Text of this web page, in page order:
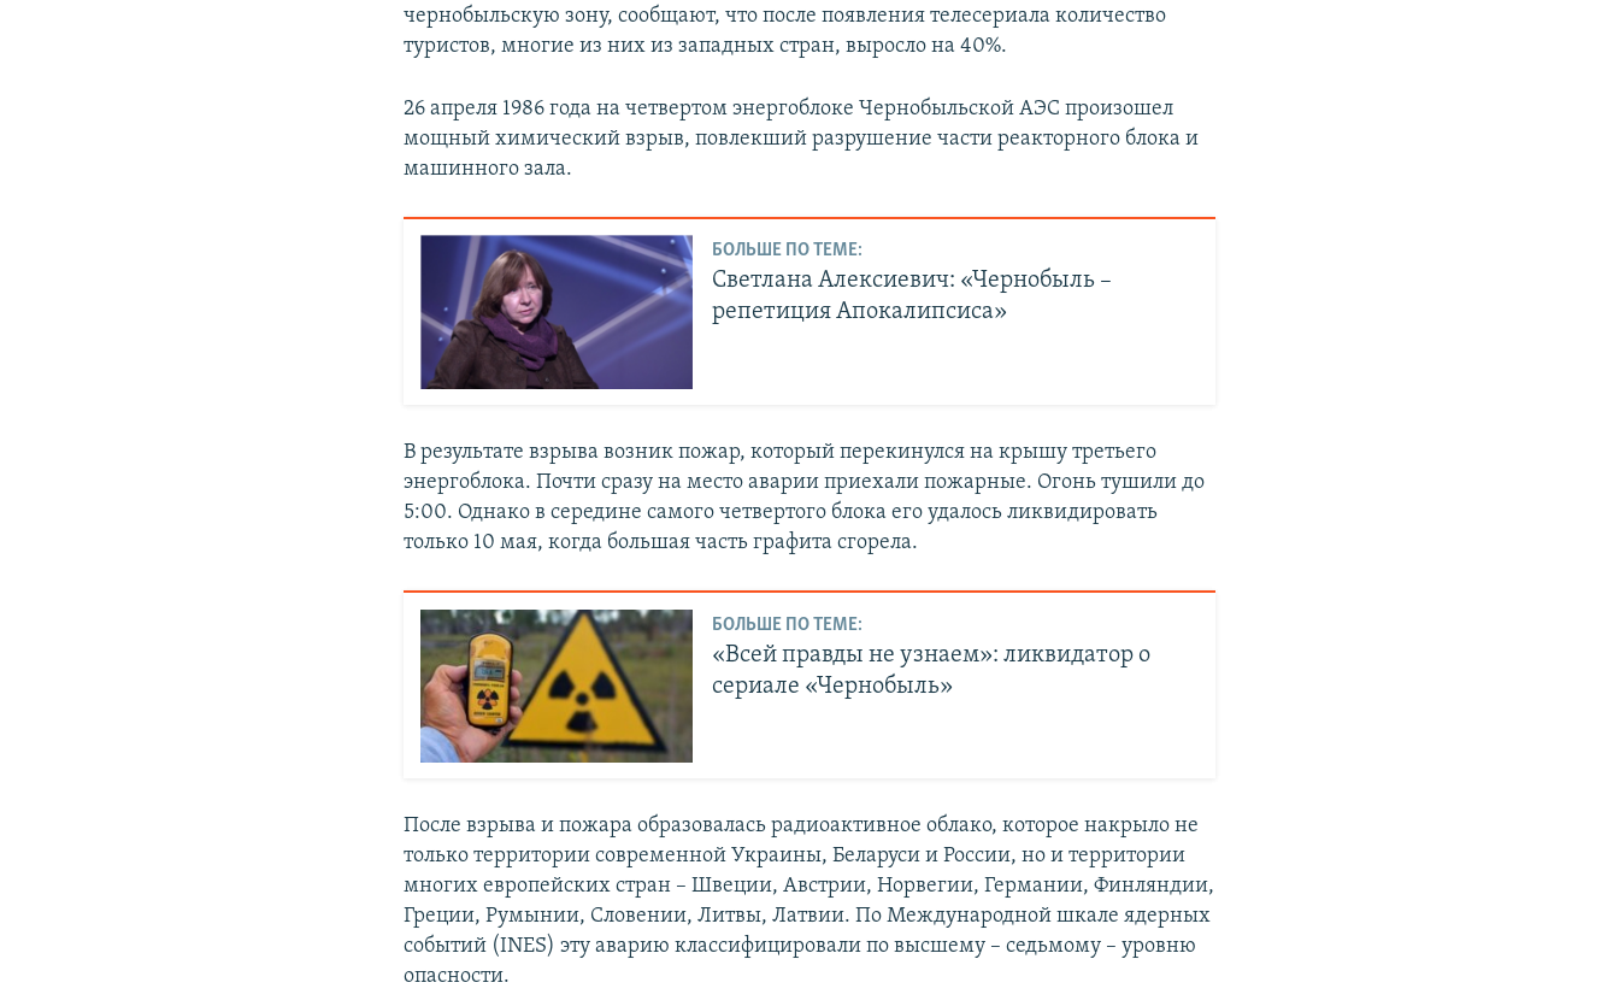
чернобыльскую зону, сообщают, что после появления телесериала количество
туристов, многие из них из западных стран, выросло на 40%.
26 апреля 1986 года на четвертом энергоблоке Чернобыльской АЭС произошел
мощный химический взрыв, повлекший разрушение части реакторного блока и
машинного зала.
БОЛЬШЕ ПО ТЕМЕ:
Светлана Алексиевич: «Чернобыль –
репетиция Апокалипсиса»
В результате взрыва возник пожар, который перекинулся на крышу третьего
энергоблока. Почти сразу на место аварии приехали пожарные. Огонь тушили до
5:00. Однако в середине самого четвертого блока его удалось ликвидировать
только 10 мая, когда большая часть графита сгорела.
БОЛЬШЕ ПО ТЕМЕ:
«Всей правды не узнаем»: ликвидатор о
сериале «Чернобыль»
После взрыва и пожара образовалась радиоактивное облако, которое накрыло не
только территории современной Украины, Беларуси и России, но и территории
многих европейских стран – Швеции, Австрии, Норвегии, Германии, Финляндии,
Греции, Румынии, Словении, Литвы, Латвии. По Международной шкале ядерных
событий (INES) эту аварию классифицировали по высшему – седьмому – уровню
опасности.